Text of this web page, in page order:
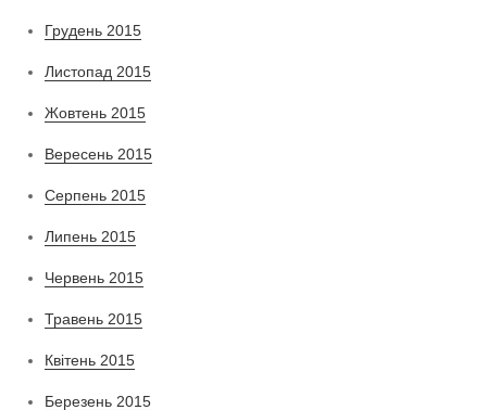
Грудень 2015
Листопад 2015
Жовтень 2015
Вересень 2015
Серпень 2015
Липень 2015
Червень 2015
Травень 2015
Квітень 2015
Березень 2015